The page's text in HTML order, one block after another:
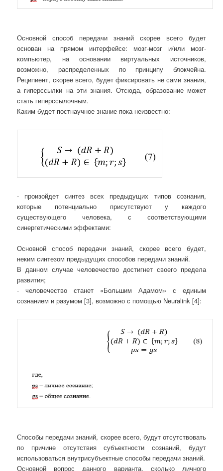
Основной способ передачи знаний скорее всего будет
основан на прямом интерфейсе: мозг-мозг и/или мозг-
компьютер, на основании виртуальных источников,
возможно, распределенных по принципу блокчейна.
Реципиент, скорее всего, будет фиксировать не сами знания,
а гиперссылки на эти знания. Отсюда, образование может
стать гиперссылочным.
Каким будет постнаучное знание пока неизвестно:
- произойдет синтез всех предыдущих типов сознания,
которые потенциально присутствуют у каждого
существующего человека, с соответствующими
синергетическими эффектами:
Основной способ передачи знаний, скорее всего будет,
неким синтезом предыдущих способов передачи знаний.
В данном случае человечество достигнет своего предела
развития;
- человечество станет «Большим Адамом» с единым
сознанием и разумом [3], возможно с помощью Neuralink [4]:
Способы передачи знаний, скорее всего, будут отсутствовать
по причине отсутствия субъектности сознаний, будут
использоваться внутрисубъектные способы передачи знаний.
Основной вопрос данного варианта, сколько личного